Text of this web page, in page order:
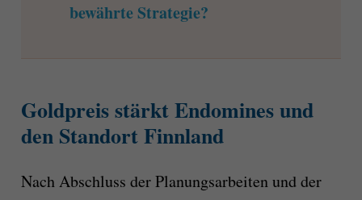
bewährte Strategie?
Goldpreis stärkt Endomines und
den Standort Finnland
Nach Abschluss der Planungsarbeiten und der